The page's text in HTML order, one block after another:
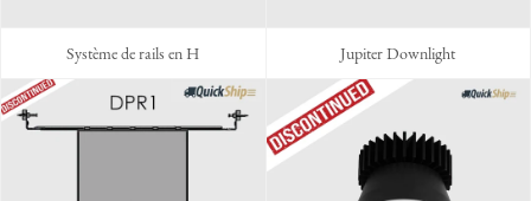
Système de rails en H Jupiter Downlight